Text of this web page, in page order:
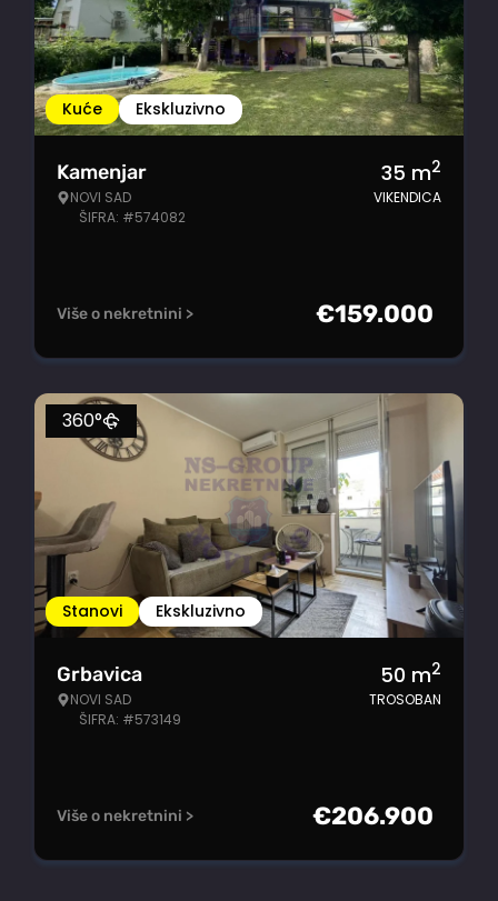
Kuće Ekskluzivno
Kamenjar
NOVI SAD
ŠIFRA: #574082
35 m2
VIKENDICA
Više o nekretnini > €159.000
Stanovi Ekskluzivno
360°
Grbavica
NOVI SAD
ŠIFRA: #573149
50 m2
TROSOBAN
Više o nekretnini > €206.900